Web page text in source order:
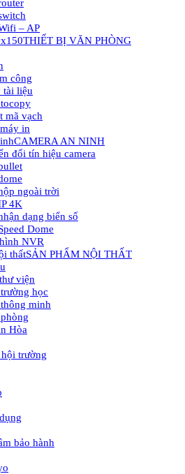
– AP
THIẾT BỊ VĂN PHÒNG
công
tài liệu
mã vạch
in
CAMERA AN NINH
đổi tín hiệu camera
ngoài trời
4K
dạng biển số
Dome
NVR
SẢN PHẨM NỘI THẤT
viện
học
minh
Hòa
trường
bảo hành